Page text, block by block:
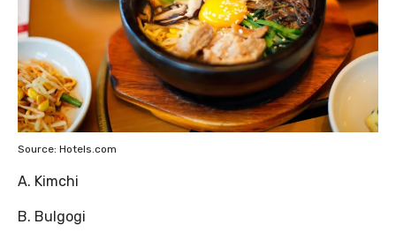
Source: Hotels.com
A. Kimchi
B. Bulgogi